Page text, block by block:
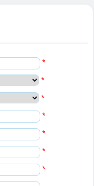
*
*
*
*
*
*
*